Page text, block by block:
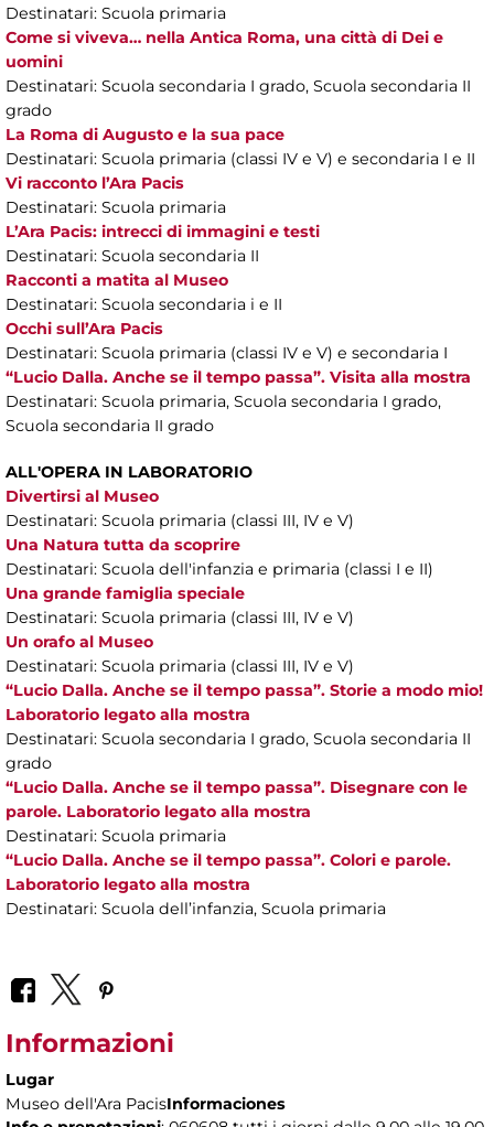
Destinatari: Scuola primaria
Come si viveva… nella Antica Roma, una città di Dei e
uomini
Destinatari: Scuola secondaria I grado, Scuola secondaria II
grado
La Roma di Augusto e la sua pace
Destinatari: Scuola primaria (classi IV e V) e secondaria I e II
Vi racconto l’Ara Pacis
Destinatari: Scuola primaria
L’Ara Pacis: intrecci di immagini e testi
Destinatari: Scuola secondaria II
Racconti a matita al Museo
Destinatari: Scuola secondaria i e II
Occhi sull’Ara Pacis
Destinatari: Scuola primaria (classi IV e V) e secondaria I
“Lucio Dalla. Anche se il tempo passa”. Visita alla mostra
Destinatari: Scuola primaria, Scuola secondaria I grado,
Scuola secondaria II grado
ALL'OPERA IN LABORATORIO
Divertirsi al Museo
Destinatari: Scuola primaria (classi III, IV e V)
Una Natura tutta da scoprire
Destinatari: Scuola dell'infanzia e primaria (classi I e II)
Una grande famiglia speciale
Destinatari: Scuola primaria (classi III, IV e V)
Un orafo al Museo
Destinatari: Scuola primaria (classi III, IV e V)
“Lucio Dalla. Anche se il tempo passa”. Storie a modo mio!
Laboratorio legato alla mostra
Destinatari: Scuola secondaria I grado, Scuola secondaria II
grado
“Lucio Dalla. Anche se il tempo passa”. Disegnare con le
parole. Laboratorio legato alla mostra
Destinatari: Scuola primaria
“Lucio Dalla. Anche se il tempo passa”. Colori e parole.
Laboratorio legato alla mostra
Destinatari: Scuola dell’infanzia, Scuola primaria
Informazioni
Lugar
Museo dell'Ara PacisInformaciones